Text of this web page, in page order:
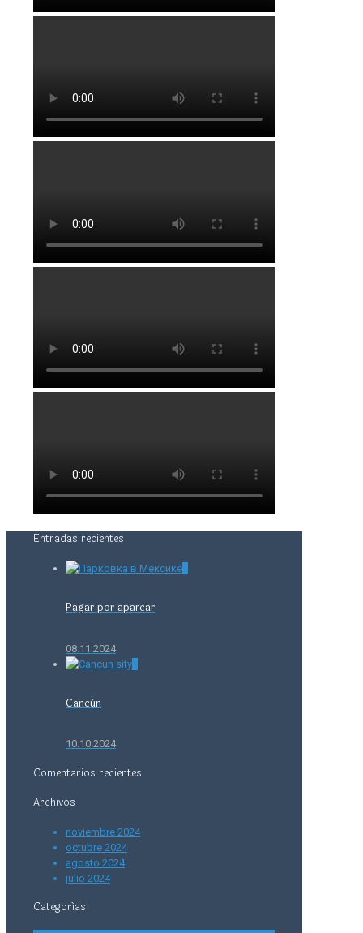
Entradas recientes
Pagar por aparcar
08.11.2024
Cancún
10.10.2024
Comentarios recientes
Archivos
noviembre 2024
octubre 2024
agosto 2024
julio 2024
Categorías